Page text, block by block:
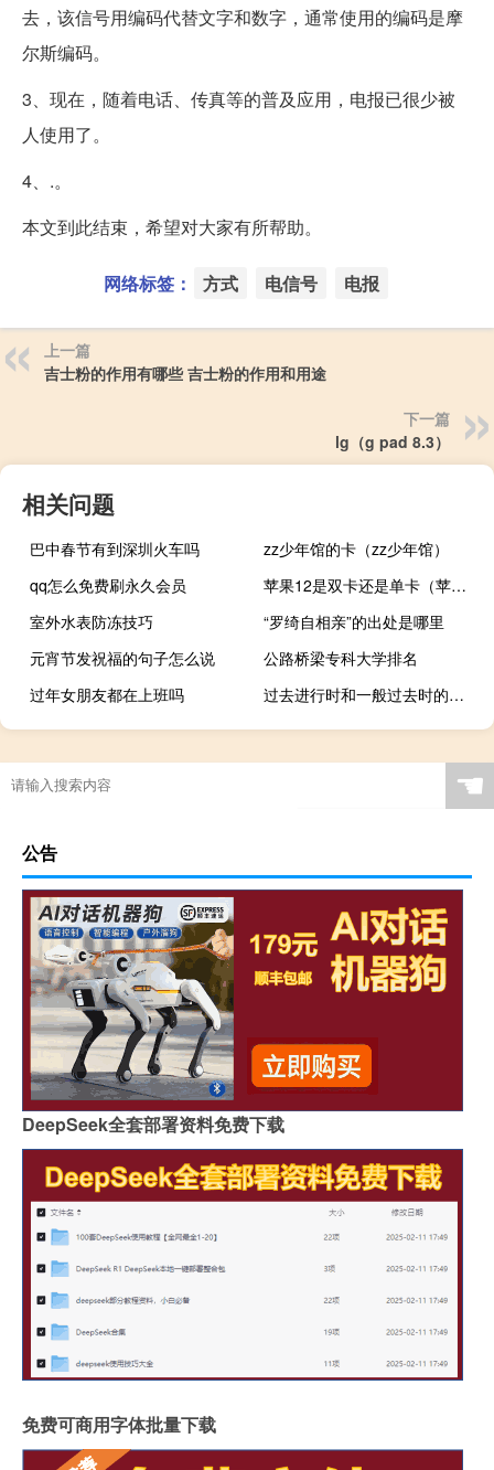
去，该信号用编码代替文字和数字，通常使用的编码是摩
尔斯编码。
3、现在，随着电话、传真等的普及应用，电报已很少被
人使用了。
4、.。
本文到此结束，希望对大家有所帮助。
网络标签： 方式 电信号 电报
上一篇
吉士粉的作用有哪些 吉士粉的作用和用途
下一篇
lg（g pad 8.3）
相关问题
巴中春节有到深圳火车吗
zz少年馆的卡（zz少年馆）
qq怎么免费刷永久会员
苹果12是双卡还是单卡（苹果12电池）
室外水表防冻技巧
“罗绮自相亲”的出处是哪里
元宵节发祝福的句子怎么说
公路桥梁专科大学排名
过年女朋友都在上班吗
过去进行时和一般过去时的标志词
☚
公告
DeepSeek全套部署资料免费下载
免费可商用字体批量下载